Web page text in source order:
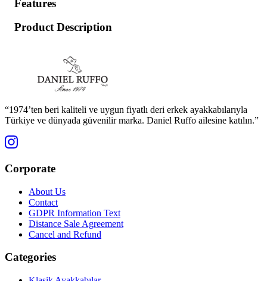
Features
Product Description
“1974’ten beri kaliteli ve uygun fiyatlı deri erkek ayakkabılarıyla
Türkiye ve dünyada güvenilir marka. Daniel Ruffo ailesine katılın.”
Corporate
About Us
Contact
GDPR Information Text
Distance Sale Agreement
Cancel and Refund
Categories